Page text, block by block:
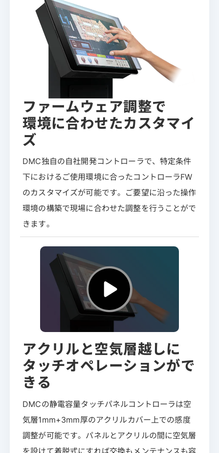
ファームウェア調整で
環境に合わせたカスタマイ
ズ
DMC独自の自社開発コントローラで、特定条件
下におけるご使用環境に合ったコントローラFW
のカスタマイズが可能です。ご要望に沿った操作
環境の構築で現場に合わせた調整を行うことがで
きます。
アクリルと空気層越しに
タッチオペレーションがで
きる
DMCの静電容量タッチパネルコントローラは空
気層1mm+3mm厚のアクリルカバー上での感度
調整が可能です。パネルとアクリルの間に空気層
を設けて着脱式にすれば交換もメンテナンスも容